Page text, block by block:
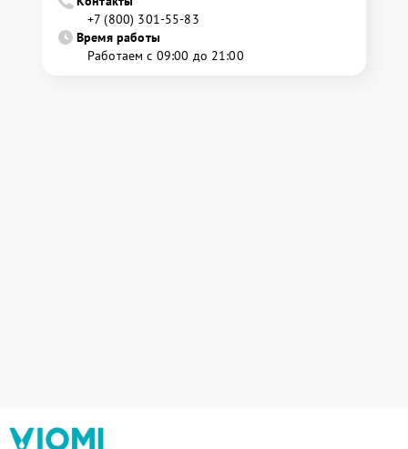
+7 (800) 301-55-83
Время работы
Работаем с 09:00 до 21:00